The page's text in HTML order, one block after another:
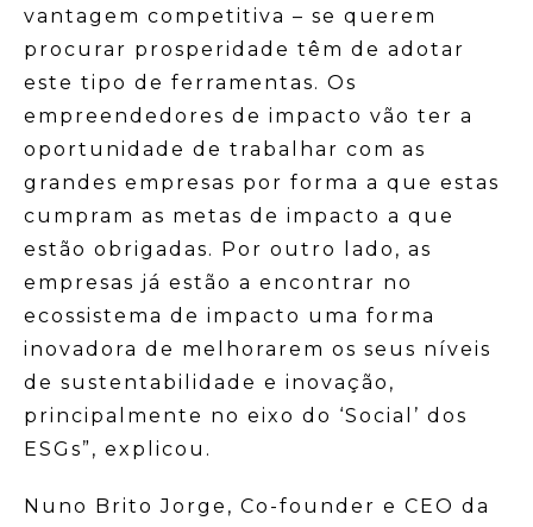
vantagem competitiva – se querem
procurar prosperidade têm de adotar
este tipo de ferramentas. Os
empreendedores de impacto vão ter a
oportunidade de trabalhar com as
grandes empresas por forma a que estas
cumpram as metas de impacto a que
estão obrigadas. Por outro lado, as
empresas já estão a encontrar no
ecossistema de impacto uma forma
inovadora de melhorarem os seus níveis
de sustentabilidade e inovação,
principalmente no eixo do ‘Social’ dos
ESGs”, explicou.
Nuno Brito Jorge, Co-founder e CEO da